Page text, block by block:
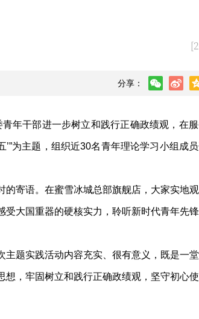
分享：
年干部进一步树立和践行正确政绩观，在
为主题，组织近30名青年理论学习小组成
寄语。在蜜雪冰城总部旗舰店，大家实地
大国重器的硬核实力，聆听新时代青年先
题实践活动内容充实、很有意义，既是一
，牢固树立和践行正确政绩观，坚守初心